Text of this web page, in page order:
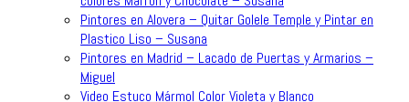
Pintores en Alovera – Quitar Golele Temple y Pintar en
Plastico Liso – Susana
Pintores en Madrid – Lacado de Puertas y Armarios –
Miguel
Video Estuco Mármol Color Violeta y Blanco